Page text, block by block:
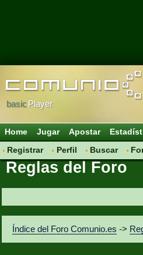
basicPlayer
Home Jugar Apostar
Registrar
Perfil Buscar
Reglas del Foro
Índice del Foro Comunio.es ->